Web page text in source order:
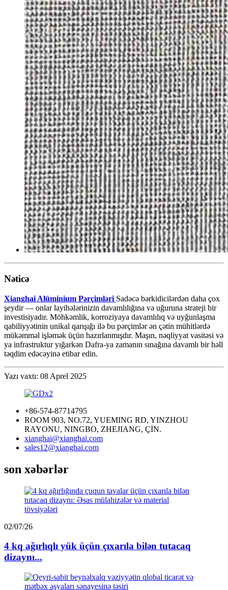
Nəticə
Xianghai Alüminium Pərçimləri Sadəcə bərkidicilərdən daha çox
şeydir — onlar layihələrinizin davamlılığına və uğuruna strateji bir
investisiyadır. Möhkəmlik, korroziyaya davamlılıq və uyğunlaşma
qabiliyyətinin unikal qarışığı ilə bu pərçimlər ən çətin mühitlərdə
mükəmməl işləmək üçün hazırlanmışdır. Maşın, nəqliyyat vasitəsi və
ya infrastruktur yığarkən Dafra-ya zamanın sınağına davamlı bir həll
təqdim edəcəyinə etibar edin.
Yazı vaxtı: 08 Aprel 2025
+86-574-87714795
ROOM 903, NO.72, YUEMING RD, YINZHOU
RAYONU, NINGBO, ZHEJIANG, ÇİN.
xianghai@xianghai.com
sales12@xianghai.com
son xəbərlər
02/07/26
4 kq ağırlıqlı yük üçün çıxarıla bilən tutacaq
dizaynı...